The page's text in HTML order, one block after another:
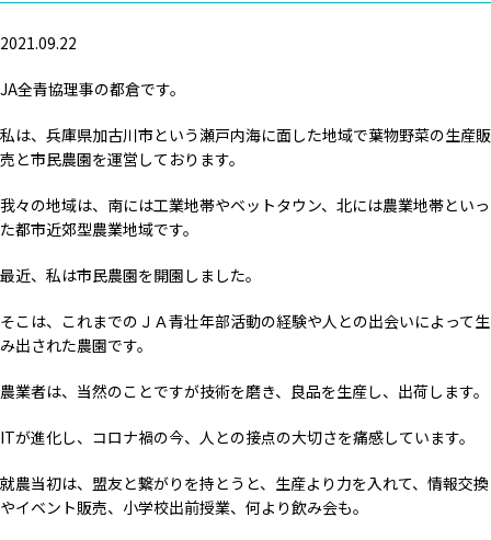
2021.09.22
JA全青協理事の都倉です。
私は、兵庫県加古川市という瀬戸内海に面した地域で葉物野菜の生産販
売と市民農園を運営しております。
我々の地域は、南には工業地帯やベットタウン、北には農業地帯といっ
た都市近郊型農業地域です。
最近、私は市民農園を開園しました。
そこは、これまでのＪＡ青壮年部活動の経験や人との出会いによって生
み出された農園です。
農業者は、当然のことですが技術を磨き、良品を生産し、出荷します。
ITが進化し、コロナ禍の今、人との接点の大切さを痛感しています。
就農当初は、盟友と繋がりを持とうと、生産より力を入れて、情報交換
やイベント販売、小学校出前授業、何より飲み会も。